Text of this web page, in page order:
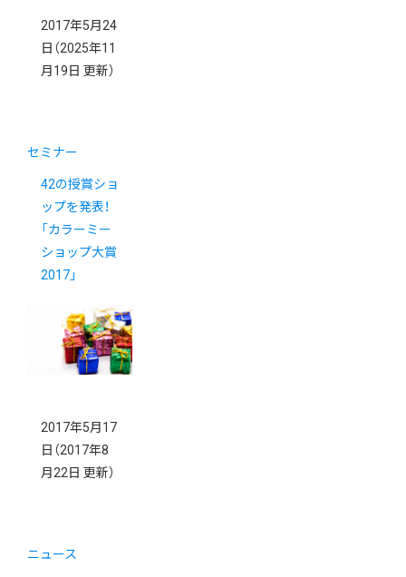
2017年5月24
日 （2025年11
月19日 更新）
セミナー
42の授賞ショ
ップを発表！
「カラーミー
ショップ大賞
2017」
2017年5月17
日 （2017年8
月22日 更新）
ニュース